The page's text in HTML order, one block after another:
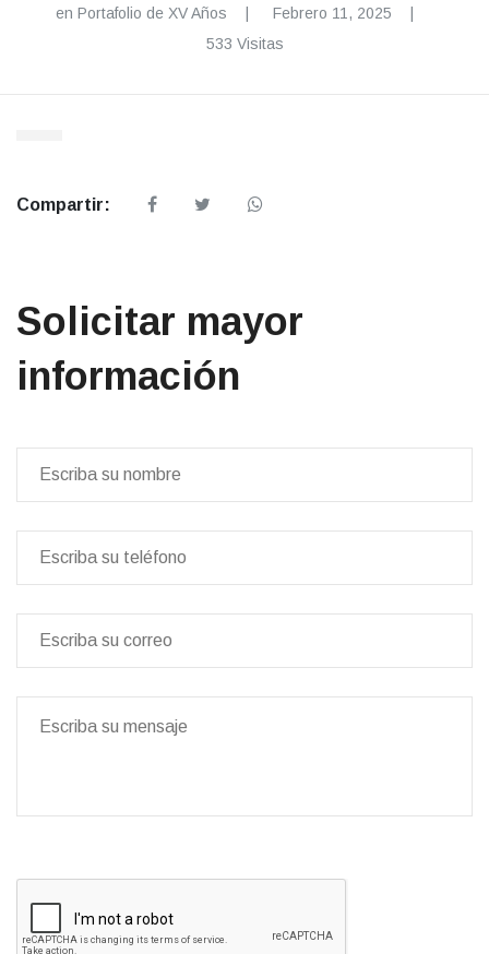
en Portafolio de XV Años
Febrero 11, 2025
533 Visitas
Compartir:
Solicitar mayor
información